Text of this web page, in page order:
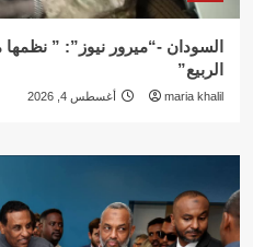
السودان -“ميرور نيوز”: ”
الربيع”
maria khalil أغسطس 4, 2026